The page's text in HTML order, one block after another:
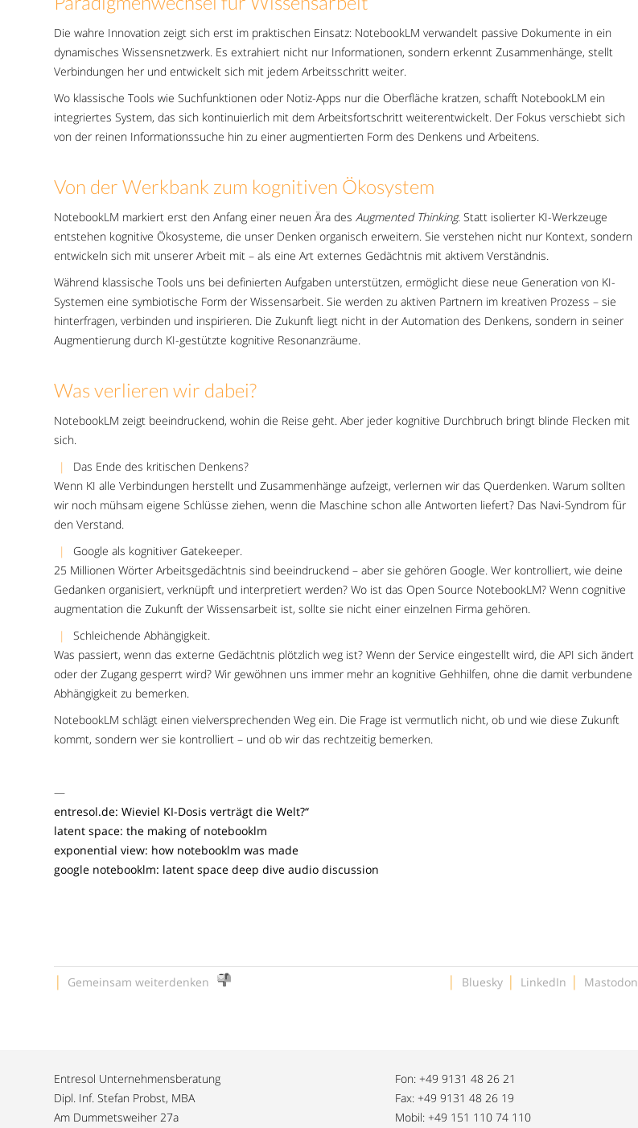
Die wahre Innovation zeigt sich erst im praktischen Einsatz: NotebookLM verwandelt passive Dokumente in ein
dynamisches Wissensnetzwerk. Es extrahiert nicht nur Informationen, sondern erkennt Zusammenhänge, stellt
Verbindungen her und entwickelt sich mit jedem Arbeitsschritt weiter.
Wo klassische Tools wie Suchfunktionen oder Notiz-Apps nur die Oberfläche kratzen, schafft NotebookLM ein
integriertes System, das sich kontinuierlich mit dem Arbeitsfortschritt weiterentwickelt. Der Fokus verschiebt sich
von der reinen Informationssuche hin zu einer augmentierten Form des Denkens und Arbeitens.
Von der Werkbank zum kognitiven Ökosystem
NotebookLM markiert erst den Anfang einer neuen Ära desAugmented Thinking. Statt isolierter KI-Werkzeuge
entstehen kognitive Ökosysteme, die unser Denken organisch erweitern. Sie verstehen nicht nur Kontext, sondern
entwickeln sich mit unserer Arbeit mit – als eine Art externes Gedächtnis mit aktivem Verständnis.
Während klassische Tools uns bei definierten Aufgaben unterstützen, ermöglicht diese neue Generation von KI-
Systemen eine symbiotische Form der Wissensarbeit. Sie werden zu aktiven Partnern im kreativen Prozess – sie
hinterfragen, verbinden und inspirieren. Die Zukunft liegt nicht in der Automation des Denkens, sondern in seiner
Augmentierung durch KI-gestützte kognitive Resonanzräume.
Was verlieren wir dabei?
NotebookLM zeigt beeindruckend, wohin die Reise geht. Aber jeder kognitive Durchbruch bringt blinde Flecken mit
sich.
Das Ende des kritischen Denkens?
Wenn KI alle Verbindungen herstellt und Zusammenhänge aufzeigt, verlernen wir das Querdenken. Warum sollten
wir noch mühsam eigene Schlüsse ziehen, wenn die Maschine schon alle Antworten liefert? Das Navi-Syndrom für
den Verstand.
Google als kognitiver Gatekeeper.
25 Millionen Wörter Arbeitsgedächtnis sind beeindruckend – aber sie gehören Google. Wer kontrolliert, wie deine
Gedanken organisiert, verknüpft und interpretiert werden? Wo ist das Open Source NotebookLM? Wenn cognitive
augmentation die Zukunft der Wissensarbeit ist, sollte sie nicht einer einzelnen Firma gehören.
Schleichende Abhängigkeit.
Was passiert, wenn das externe Gedächtnis plötzlich weg ist? Wenn der Service eingestellt wird, die API sich ändert
oder der Zugang gesperrt wird? Wir gewöhnen uns immer mehr an kognitive Gehhilfen, ohne die damit verbundene
Abhängigkeit zu bemerken.
NotebookLM schlägt einen vielversprechenden Weg ein. Die Frage ist vermutlich nicht, ob und wie diese Zukunft
kommt, sondern wer sie kontrolliert – und ob wir das rechtzeitig bemerken.
—
entresol.de: Wieviel KI-Dosis verträgt die Welt?“
latent space: the making of notebooklm
exponential view: how notebooklm was made
google notebooklm: latent space deep dive audio discussion
| Gemeinsam weiterdenken | Bluesky | LinkedIn | Mastodon
Entresol Unternehmensberatung
Dipl. Inf. Stefan Probst, MBA
Am Dummetsweiher 27a
Fon: +49 9131 48 26 21
Fax: +49 9131 48 26 19
Mobil: +49 151 110 74 110